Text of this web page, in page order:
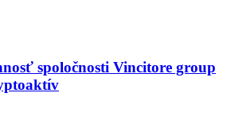
spoločnosti Vincitore group